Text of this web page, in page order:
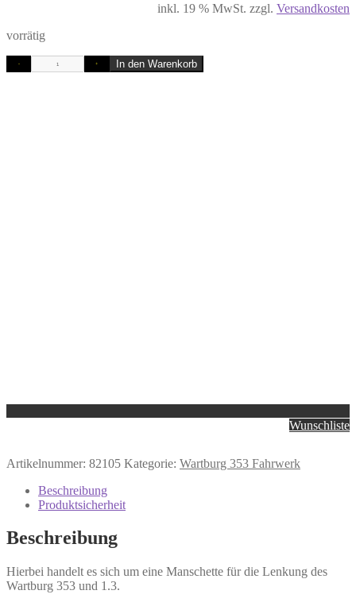
inkl. 19 % MwSt. zzgl. Versandkosten
vorrätig
- + In den Warenkorb
Wunschliste
Artikelnummer: 82105 Kategorie: Wartburg 353 Fahrwerk
Beschreibung
Produktsicherheit
Beschreibung
Hierbei handelt es sich um eine Manschette für die Lenkung des
Wartburg 353 und 1.3.